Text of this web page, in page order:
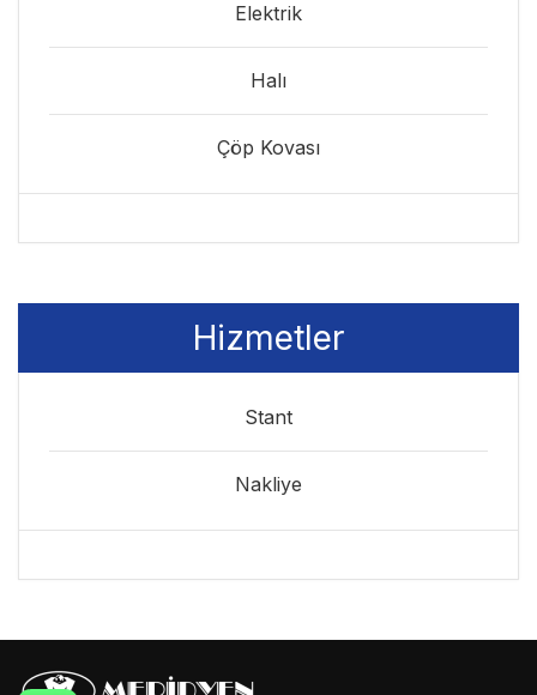
Elektrik
Halı
Çöp Kovası
Hizmetler
Stant
Nakliye